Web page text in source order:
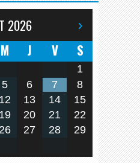
2026
M J V S
1
5 6 7
8
12 13 14
15
19 20 21
22
26 27 28
29